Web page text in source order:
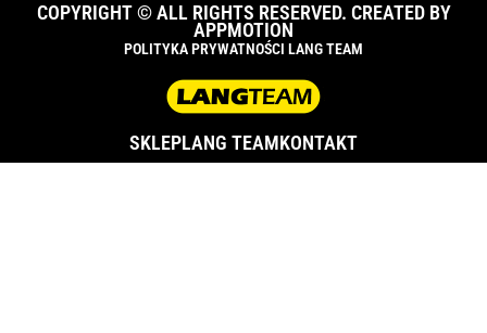
COPYRIGHT © ALL RIGHTS RESERVED. CREATED BY
APPMOTION
POLITYKA PRYWATNOŚCI LANG TEAM
SKLEPLANG TEAMKONTAKT